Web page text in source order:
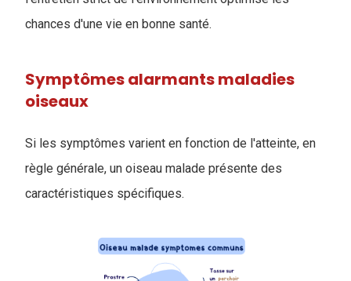
chances d'une vie en bonne santé.
Symptômes alarmants maladies
oiseaux
Si les symptômes varient en fonction de l'atteinte, en
règle générale, un oiseau malade présente des
caractéristiques spécifiques.